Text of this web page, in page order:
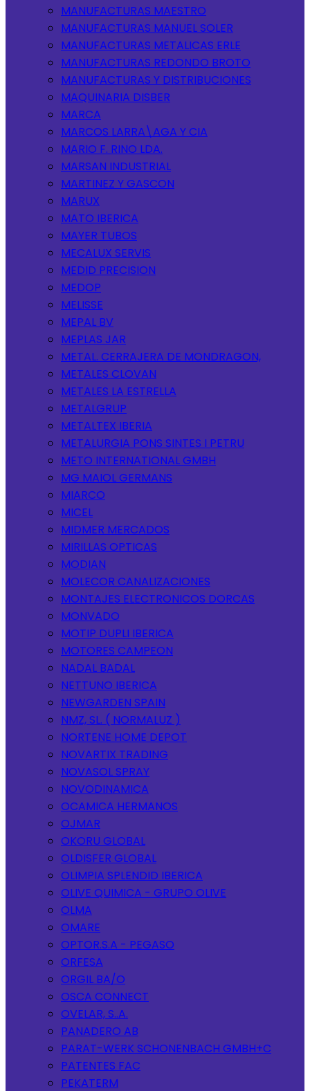
MANUFACTURAS MAESTRO
MANUFACTURAS MANUEL SOLER
MANUFACTURAS METALICAS ERLE
MANUFACTURAS REDONDO BROTO
MANUFACTURAS Y DISTRIBUCIONES
MAQUINARIA DISBER
MARCA
MARCOS LARRA\AGA Y CIA
MARIO F. RINO LDA.
MARSAN INDUSTRIAL
MARTINEZ Y GASCON
MARUX
MATO IBERICA
MAYER TUBOS
MECALUX SERVIS
MEDID PRECISION
MEDOP
MELISSE
MEPAL BV
MEPLAS JAR
METAL. CERRAJERA DE MONDRAGON,
METALES CLOVAN
METALES LA ESTRELLA
METALGRUP
METALTEX IBERIA
METALURGIA PONS SINTES I PETRU
METO INTERNATIONAL GMBH
MG MAIOL GERMANS
MIARCO
MICEL
MIDMER MERCADOS
MIRILLAS OPTICAS
MODIAN
MOLECOR CANALIZACIONES
MONTAJES ELECTRONICOS DORCAS
MONVADO
MOTIP DUPLI IBERICA
MOTORES CAMPEON
NADAL BADAL
NETTUNO IBERICA
NEWGARDEN SPAIN
NMZ, SL. ( NORMALUZ )
NORTENE HOME DEPOT
NOVARTIX TRADING
NOVASOL SPRAY
NOVODINAMICA
OCAMICA HERMANOS
OJMAR
OKORU GLOBAL
OLDISFER GLOBAL
OLIMPIA SPLENDID IBERICA
OLIVE QUIMICA - GRUPO OLIVE
OLMA
OMARE
OPTOR.S.A - PEGASO
ORFESA
ORGIL BA/O
OSCA CONNECT
OVELAR, S..A.
PANADERO AB
PARAT-WERK SCHONENBACH GMBH+C
PATENTES FAC
PEKATERM